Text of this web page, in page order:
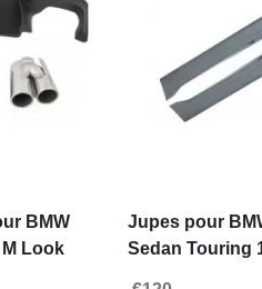
BMW
M Look
Jupes pour
Sedan Touring